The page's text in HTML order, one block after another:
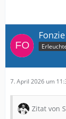
Fonzie
7. April 2026 um
Zitat von